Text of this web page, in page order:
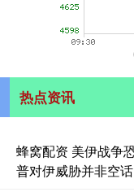
热点资讯
蜂窝配资 美伊战争
普对伊威胁并非空话